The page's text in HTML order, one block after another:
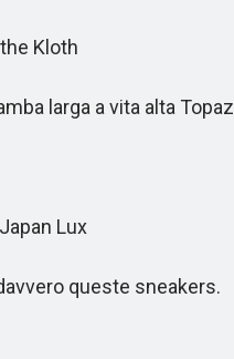
Kloth
larga a vita alta Topaz
Lux
queste sneakers.